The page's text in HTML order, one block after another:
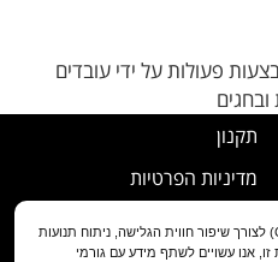
פעולות על ידי עובדים
תקנון
מדיניות הפרטיות
נוהל ביטול עסקה
באתר זה נעשה שימוש בעוגיות (Cookies) לצורך שיפור חווית הגלישה, ניתוח תנועות
אנו עשויים לשתף מידע עם גורמי